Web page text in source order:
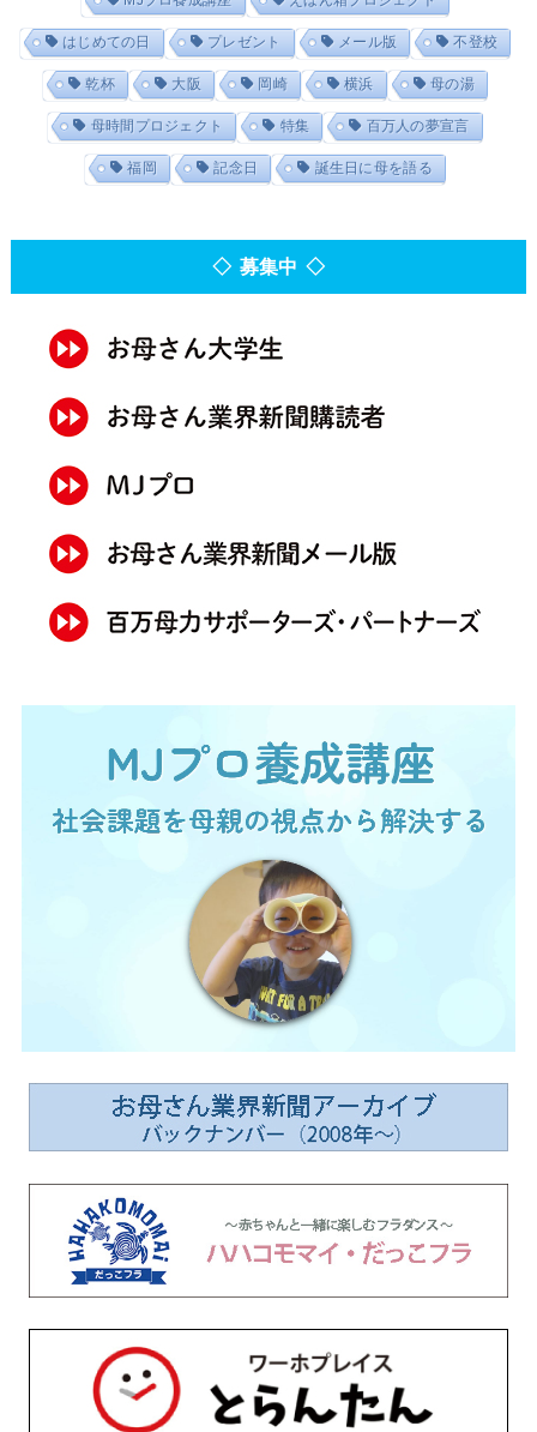
はじめての日 プレゼント メール版 不登校
乾杯 大阪 岡崎 横浜 母の湯
母時間プロジェクト 特集 百万人の夢宣言
福岡 記念日 誕生日に母を語る
◇ 募集中 ◇